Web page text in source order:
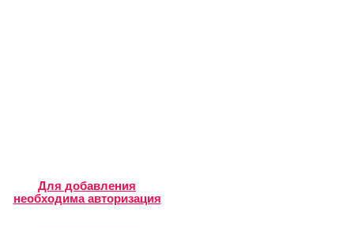
Для добавления
необходима авторизация